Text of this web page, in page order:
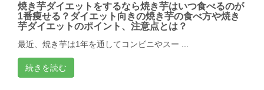
焼き芋ダイエットをするなら焼き芋はいつ食べるのが
1番痩せる？ダイエット向きの焼き芋の食べ方や焼き
芋ダイエットのポイント、注意点とは？
最近、焼き芋は1年を通してコンビニやスー ...
続きを読む